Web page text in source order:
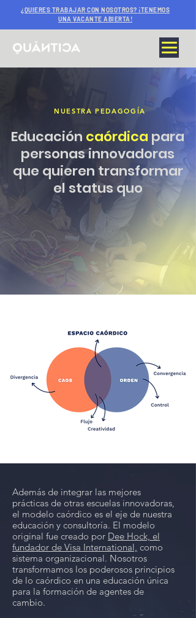
¿QUIERES TRABAJAR CON NOSOTROS? ¡TENEMOS
UNA VACANTE ABIERTA!
NUESTRA PEDAGOGÍA
Educación caórdica para
personas innovadoras
que quieren transformar
el status quo
Además de integrar las mejores
prácticas de otras escuelas innovadoras,
el modelo caórdico es el eje de nuestra
educación y consultoría. El modelo
original fue creado por Dee Hock, el
fundador de Visa International, como
sistema organizacional. Nosotros
transformamos los poderosos principios
de lo caórdico en una educación única
para la formación de agentes de
cambio.